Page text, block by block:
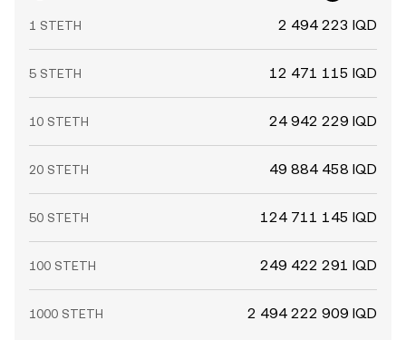
1 STETH 2 494 223 IQD
5 STETH 12 471 115 IQD
10 STETH 24 942 229 IQD
20 STETH 49 884 458 IQD
50 STETH 124 711 145 IQD
100 STETH 249 422 291 IQD
1000 STETH 2 494 222 909 IQD